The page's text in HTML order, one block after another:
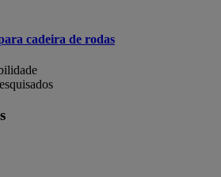
cadeira de rodas